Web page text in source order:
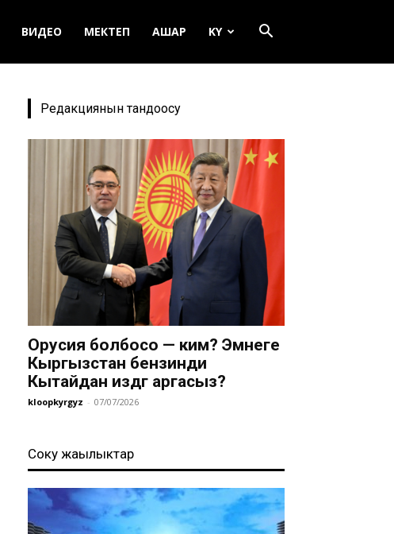
ВИДЕО МЕКТЕП АШАР KY
Редакциянын тандоосу
Орусия болбосо — ким? Эмнеге
Кыргызстан бензинди
Кытайдан издөөгө аргасыз?
kloopkyrgyz - 07/07/2026
Соңку жаңылыктар